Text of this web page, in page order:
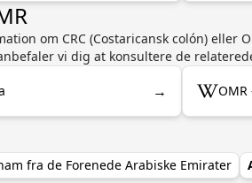
om CRC (Costaricansk colón) eller
vi dig at konsultere de
→
fra de Forenede Arabiske Emirater